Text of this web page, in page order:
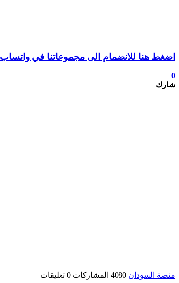
اضغط هنا للانضمام الى مجموعاتنا في واتساب
0
شارك
منصة السودان 4080 المشاركات 0 تعليقات